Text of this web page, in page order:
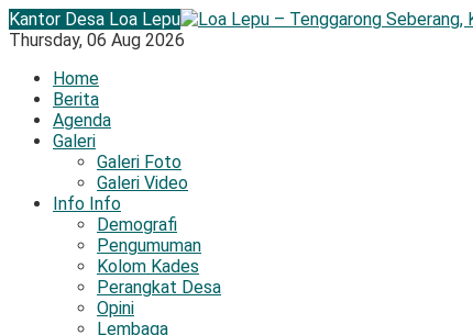
Kantor Desa Loa Lepu
Thursday, 06 Aug 2026
Home
Berita
Agenda
Galeri
Galeri Foto
Galeri Video
Info Info
Demografi
Pengumuman
Kolom Kades
Perangkat Desa
Opini
Lembaga